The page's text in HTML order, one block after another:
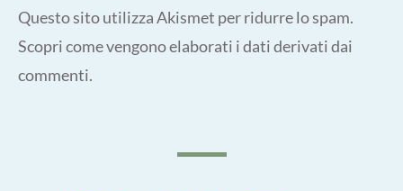
Questo sito utilizza Akismet per ridurre lo spam.
Scopri come vengono elaborati i dati derivati dai
commenti.